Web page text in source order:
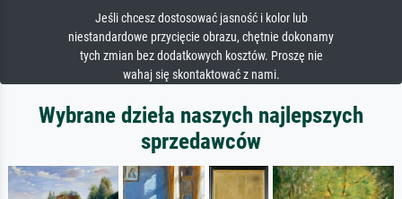
Jeśli chcesz dostosować jasność i kolor lub
niestandardowe przycięcie obrazu, chętnie dokonamy
tych zmian bez dodatkowych kosztów. Proszę nie
wahaj się skontaktować z nami.
Wybrane dzieła naszych najlepszych
sprzedawców